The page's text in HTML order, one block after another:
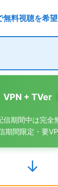
無料視聴を希望
VPN + TVer
信期間中は完全
期間限定・要
↓